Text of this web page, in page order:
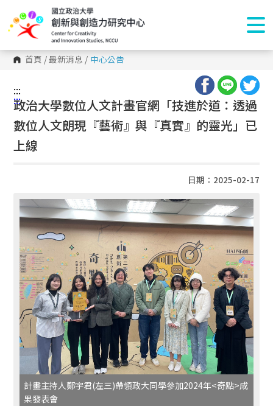
首頁 /最新消息 / 中心公告
:::
:::
政治大學數位人文計畫官網「技進於道：透過
數位人文朗現『藝術』與『真實』的靈光」已
上線
日期：2025-02-17
計畫主持人鄭宇君(左三)帶領政大同學參加2024年<奇點>成
果發表會